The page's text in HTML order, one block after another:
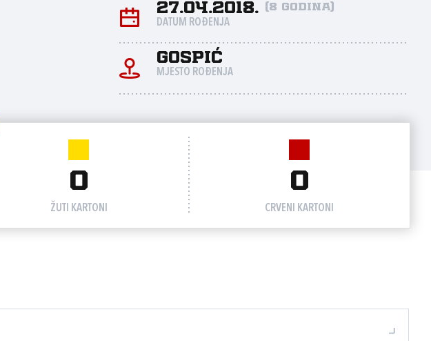
27.04.2018. (8 godina)
DATUM ROĐENJA
Gospić
MJESTO ROĐENJA
0
ŽUTI KARTONI
0
CRVENI KARTONI